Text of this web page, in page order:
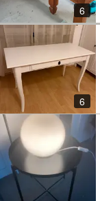
6
6